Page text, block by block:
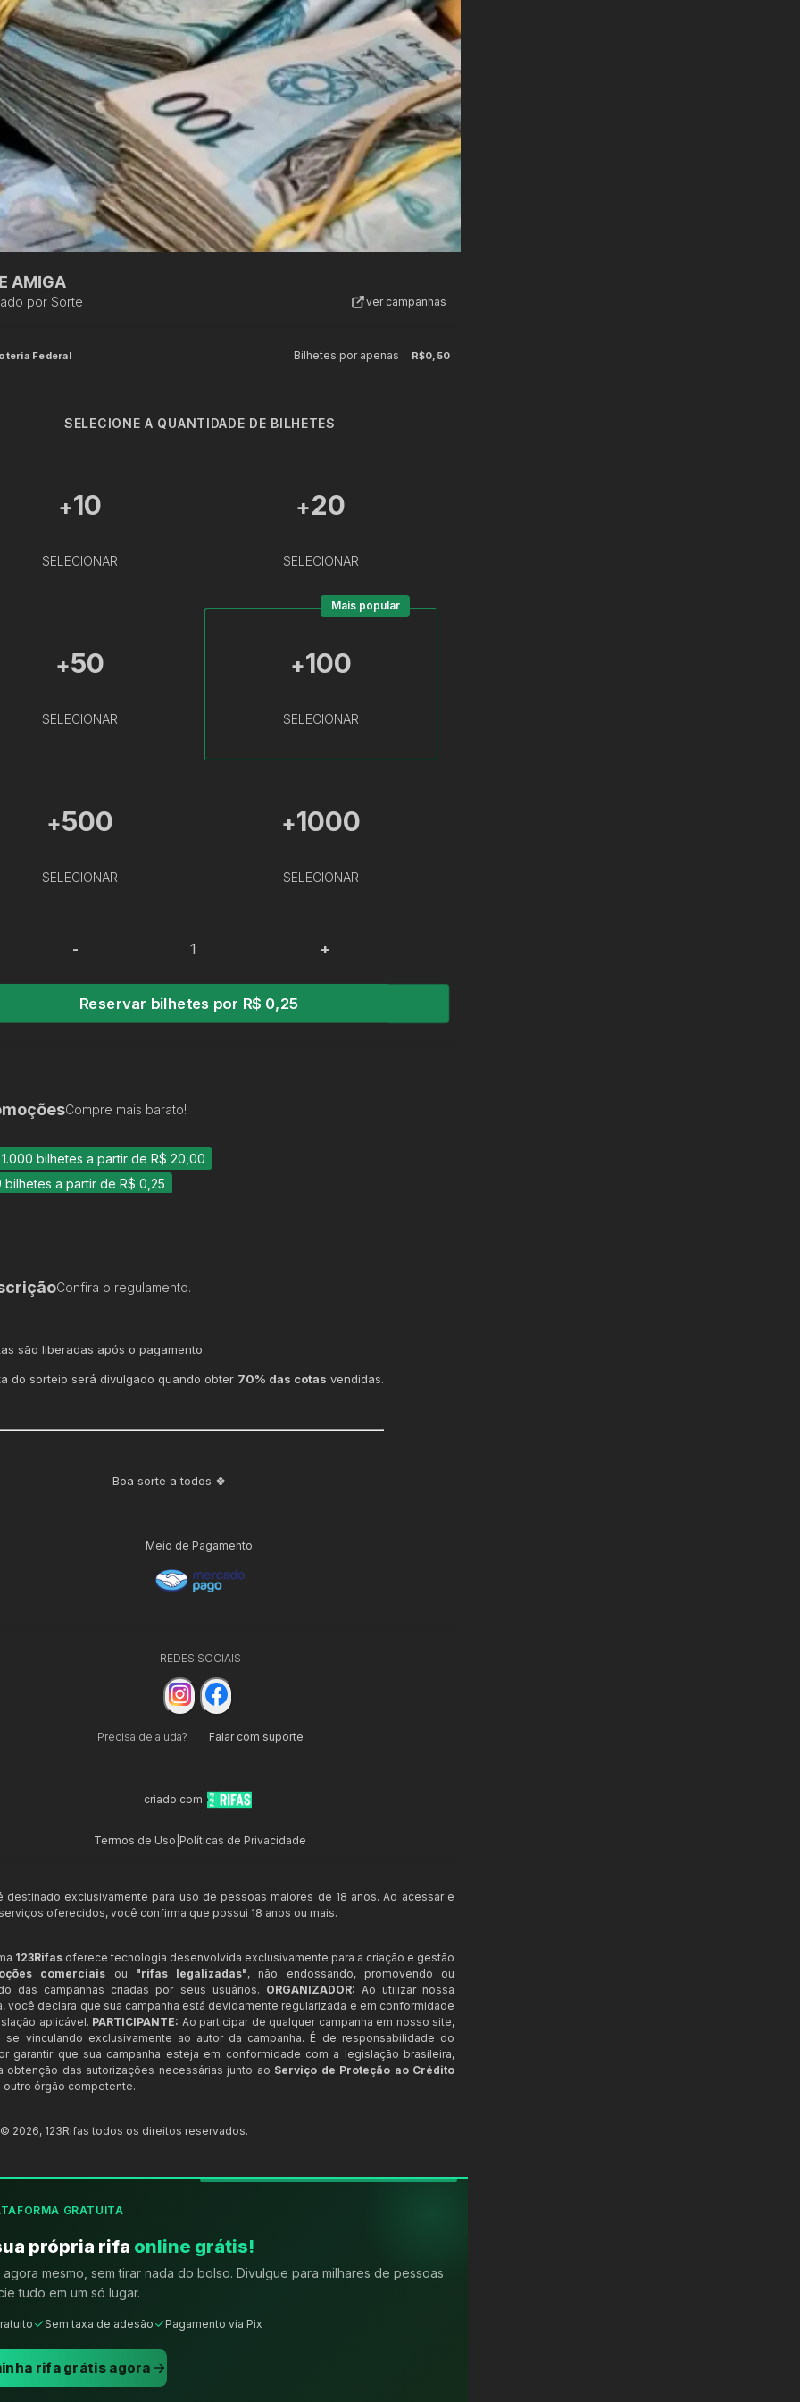
AMIGA
por Sorte ver campanhas
Federal Bilhetes por apenas R$0,50
SELECIONE A QUANTIDADE DE BILHETES
+10
SELECIONAR
+20
SELECIONAR
+50
SELECIONAR
+100
SELECIONAR
Mais popular
+500
SELECIONAR
+1000
SELECIONAR
- +
Reservar bilhetes por R$ 0,25
Compre mais barato!
1.000 bilhetes a partir de R$ 20,00
bilhetes a partir de R$ 0,25
Confira o regulamento.
são liberadas após o pagamento.
do sorteio será divulgado quando obter 70% das cotas vendidas.
Boa sorte a todos 🍀
Meio de Pagamento:
REDES SOCIAIS
Precisa de ajuda? Falar com suporte
criado com
Termos de Uso Políticas de Privacidade
destinado exclusivamente para uso de pessoas maiores de 18 anos. Ao acessar e
oferecidos, você confirma que possui 18 anos ou mais.
123Rifas oferece tecnologia desenvolvida exclusivamente para a criação e gestão
comerciais ou "rifas legalizadas", não endossando, promovendo ou
das campanhas criadas por seus usuários. ORGANIZADOR: Ao utilizar nossa
você declara que sua campanha está devidamente regularizada e em conformidade
aplicável. PARTICIPANTE: Ao participar de qualquer campanha em nosso site,
se vinculando exclusivamente ao autor da campanha. É de responsabilidade do
garantir que sua campanha esteja em conformidade com a legislação brasileira,
obtenção das autorizações necessárias junto ao Serviço de Proteção ao Crédito
outro órgão competente.
© 2026, 123Rifas todos os direitos reservados.
GRATUITA
própria rifa online grátis!
mesmo, sem tirar nada do bolso. Divulgue para milhares de pessoas
tudo em um só lugar.
Sem taxa de adesão Pagamento via Pix
rifa grátis agora